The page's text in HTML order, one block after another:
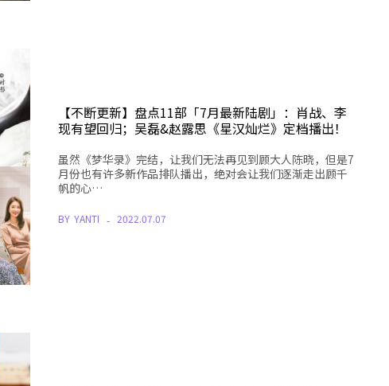
【不断更新】盘点11部「7月最新陆剧」：肖战、李
现有望回归；吴磊&赵露思《星汉灿烂》定档播出！
虽然《梦华录》完结，让我们无法再见到顾大人陈晓，但是7
月份也有许多新作品排队播出，绝对会让我们逐渐走出顾千
帆的心…
BY YANTI 2022.07.07